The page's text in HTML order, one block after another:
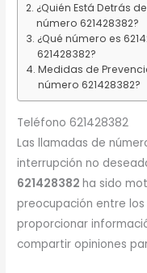
¿Quién Está Detrás
número 621428382?
¿Qué número es
621428382?
Medidas de
número 621428382?
Teléfono 621428382
Las llamadas de
interrupción no
621428382ha sido
preocupación entre
proporcionar
compartir opiniones